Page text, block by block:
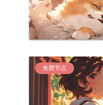
免费节点